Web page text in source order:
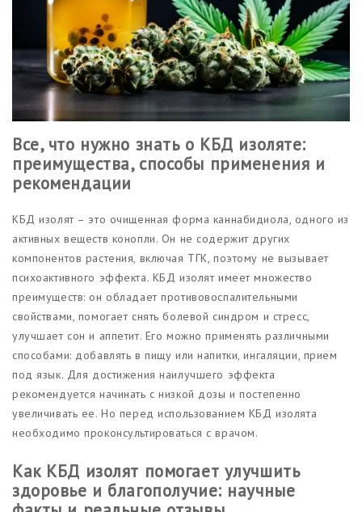
Все, что нужно знать о КБД изоляте:
преимущества, способы применения и
рекомендации
КБД изолят – это очищенная форма каннабидиола, одного из
активных веществ конопли. Он не содержит других
компонентов растения, включая ТГК, поэтому не вызывает
психоактивного эффекта. КБД изолят имеет множество
преимуществ: он обладает противовоспалительными
свойствами, помогает снять болевой синдром и стресс,
улучшает сон и аппетит. Его можно применять различными
способами: добавлять в пищу или напитки, ингаляции, прием
под язык. Для достижения наилучшего эффекта
рекомендуется начинать с низкой дозы и постепенно
увеличивать ее. Но перед использованием КБД изолята
необходимо проконсультироваться с врачом.
Как КБД изолят помогает улучшить
здоровье и благополучие: научные